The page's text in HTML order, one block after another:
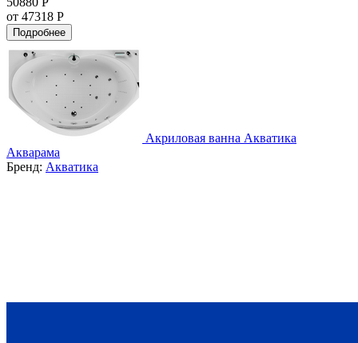
от 47318 Р
Подробнее
Акриловая ванна Акватика
Акварама
Бренд: Акватика